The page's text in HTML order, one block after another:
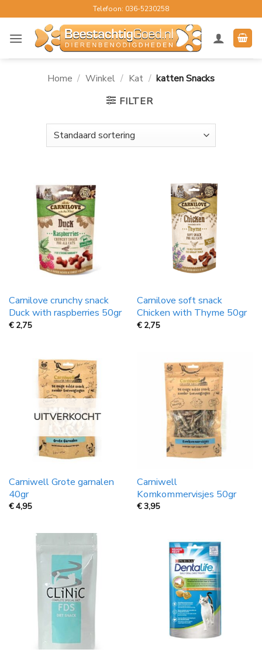
naar
inhoud
Telefoon: 036-5230258
Home / Winkel / Kat / katten Snacks
FILTER
Carnilove crunchy snack
Duck with raspberries 50gr
€ 2,75
Carnilove soft snack
Chicken with Thyme 50gr
€ 2,75
UITVERKOCHT
Carniwell Grote garnalen
40gr
€4,95
Carniwell
Komkommervisjes 50gr
€3,95